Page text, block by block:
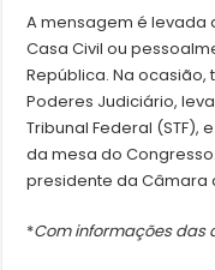
A mensagem é levada
Casa Civil ou
República. Na
Poderes Judiciário,
Tribunal Federal (STF),
da mesa do
presidente da Câmara
*Com informações das